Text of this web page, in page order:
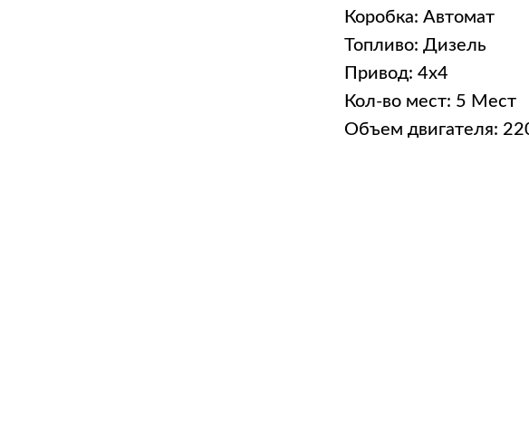
Коробка: Автомат
Топливо: Дизель
Привод: 4x4
Кол-во мест: 5 Мест
Объем двигателя: